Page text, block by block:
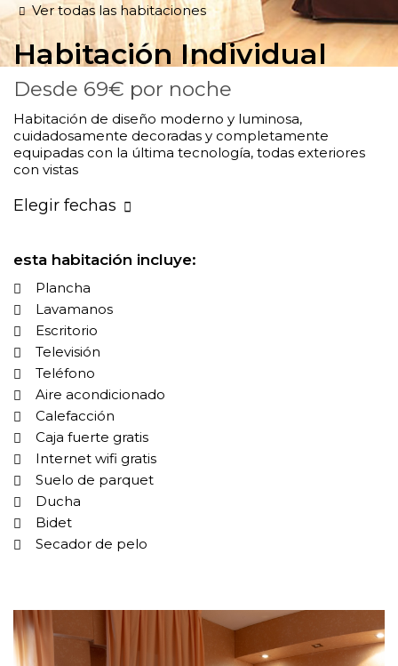
Ver todas las habitaciones
Habitación Individual
Desde 69€ por noche
Habitación de diseño moderno y luminosa,
cuidadosamente decoradas y completamente
equipadas con la última tecnología, todas exteriores
con vistas
Elegir fechas
esta habitación incluye:
Plancha
Lavamanos
Escritorio
Televisión
Teléfono
Aire acondicionado
Calefacción
Caja fuerte gratis
Internet wifi gratis
Suelo de parquet
Ducha
Bidet
Secador de pelo